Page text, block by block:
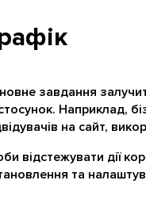
завдання
Наприклад,
на сайт,
відстежувати дії
та